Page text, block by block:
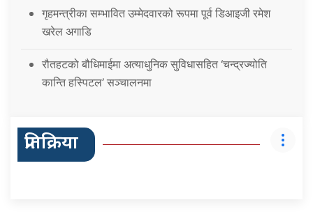
गृहमन्त्रीका सम्भावित उम्मेदवारको रूपमा पूर्व डिआइजी रमेश
खरेल अगाडि
रौतहटको बौधिमाईमा अत्याधुनिक सुविधासहित ‘चन्द्रज्योति
कान्ति हस्पिटल’ सञ्चालनमा
प्रतिक्रिया